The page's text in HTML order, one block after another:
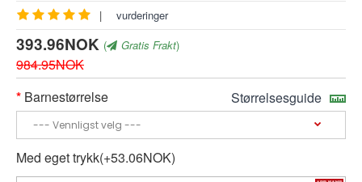
| vurderinger
393.96NOK ( Gratis Frakt)
984.95NOK
Barnestørrelse
Størrelsesguide
Med eget trykk(+53.06NOK)